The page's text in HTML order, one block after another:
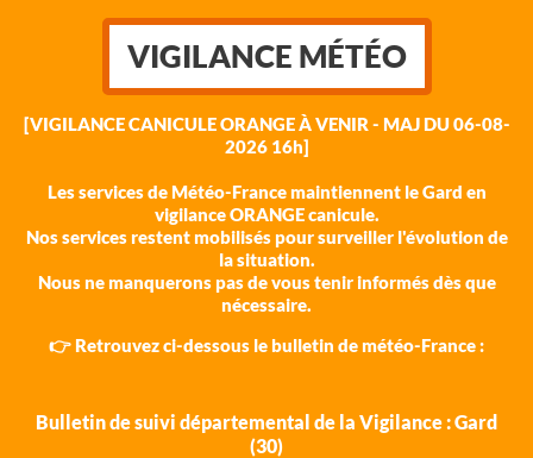
VIGILANCE MÉTÉO
[VIGILANCE CANICULE ORANGE À VENIR - MAJ DU 06-08-
2026 16h]
Les services de Météo-France maintiennent le Gard en
vigilance ORANGE canicule.
Nos services restent mobilisés pour surveiller l'évolution de
la situation.
Nous ne manquerons pas de vous tenir informés dès que
nécessaire.
👉 Retrouvez ci-dessous le bulletin de météo-France :
Bulletin de suivi départemental de la Vigilance : Gard
(30)